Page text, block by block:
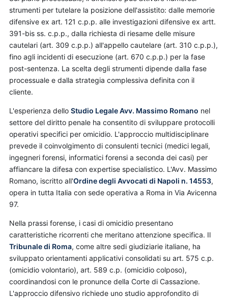
strumenti per tutelare la posizione dell'assistito: dalle memorie
difensive ex art. 121 c.p.p. alle investigazioni difensive ex artt.
391-bis ss. c.p.p., dalla richiesta di riesame delle misure
cautelari (art. 309 c.p.p.) all'appello cautelare (art. 310 c.p.p.),
fino agli incidenti di esecuzione (art. 670 c.p.p.) per la fase
post-sentenza. La scelta degli strumenti dipende dalla fase
processuale e dalla strategia complessiva definita con il
cliente.
L'esperienza dello Studio Legale Avv. Massimo Romano nel
settore del diritto penale ha consentito di sviluppare protocolli
operativi specifici per omicidio. L'approccio multidisciplinare
prevede il coinvolgimento di consulenti tecnici (medici legali,
ingegneri forensi, informatici forensi a seconda dei casi) per
affiancare la difesa con expertise specialistico. L'Avv. Massimo
Romano, iscritto all'Ordine degli Avvocati di Napoli n. 14553,
opera in tutta Italia con sede operativa a Roma in Via Avicenna
97.
Nella prassi forense, i casi di omicidio presentano
caratteristiche ricorrenti che meritano attenzione specifica. Il
Tribunale di Roma, come altre sedi giudiziarie italiane, ha
sviluppato orientamenti applicativi consolidati su art. 575 c.p.
(omicidio volontario), art. 589 c.p. (omicidio colposo),
coordinandosi con le pronunce della Corte di Cassazione.
L'approccio difensivo richiede uno studio approfondito di